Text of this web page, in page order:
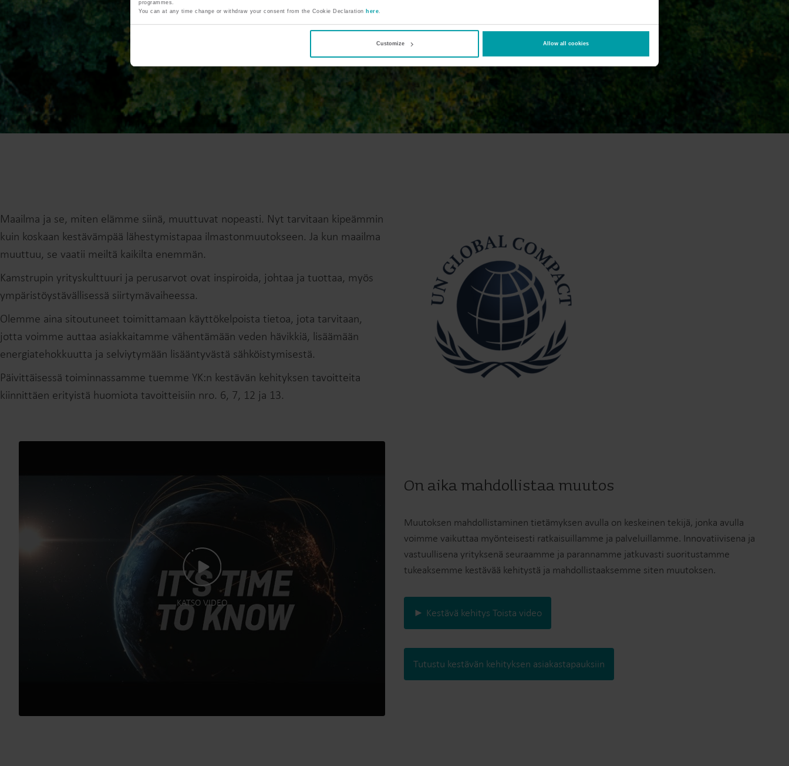
programmes.
You can at any time change or withdraw your consent from the Cookie Declaration here
Customize Allow all cookies
Maailma ja se, miten elämme siinä, muuttuvat nopeasti. Nyt tarvitaan kipeämmin
kuin koskaan kestävämpää lähestymistapaa ilmastonmuutokseen. Ja kun maailma
muuttuu, se vaatii meiltä kaikilta enemmän.
Kamstrupin yrityskulttuuri ja perusarvot ovat inspiroida, johtaa ja tuottaa, myös
ympäristöystävällisessä siirtymävaiheessa.
Olemme aina sitoutuneet toimittamaan käyttökelpoista tietoa, jota tarvitaan,
jotta voimme auttaa asiakkaitamme vähentämään veden hävikkiä, lisäämään
energiatehokkuutta ja selviytymään lisääntyvästä sähköistymisestä.
Päivittäisessä toiminnassamme tuemme YK:n kestävän kehityksen tavoitteita
kiinnittäen erityistä huomiota tavoitteisiin nro. 6, 7, 12 ja 13.
KATSO VIDEO
On aika mahdollistaa muutos
Muutoksen mahdollistaminen tietämyksen avulla on keskeinen tekijä, jonka avulla
voimme vaikuttaa myönteisesti ratkaisuillamme ja palveluillamme. Innovatiivisena ja
vastuullisena yrityksenä seuraamme ja parannamme jatkuvasti suoritustamme
tukeaksemme kestävää kehitystä ja mahdollistaaksemme siten muutoksen.
► Kestävä kehitys Toista video
Tutustu kestävän kehityksen asiakastapauksiin